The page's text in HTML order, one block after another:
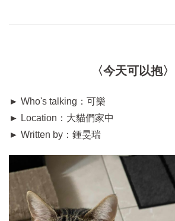
〈今天可以抱〉
► Who's talking：可樂
► Location：大貓們家中
► Written by：鍾旻瑞